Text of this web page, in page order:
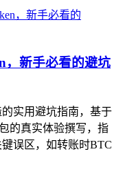
，新手必看的避坑
实用避坑指南，基于
的真实体验撰写，指
误区，如转账时BTC